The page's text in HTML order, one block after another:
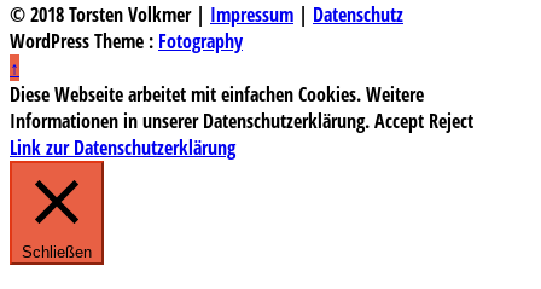
© 2018 Torsten Volkmer | Impressum | Datenschutz
WordPress Theme : Fotography
↑
Diese Webseite arbeitet mit einfachen Cookies. Weitere
Informationen in unserer Datenschutzerklärung.Accept Reject
Link zur Datenschutzerklärung
Schließen